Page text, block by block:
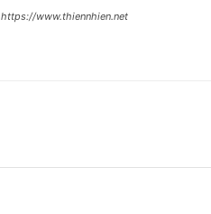
https://www.thiennhien.net